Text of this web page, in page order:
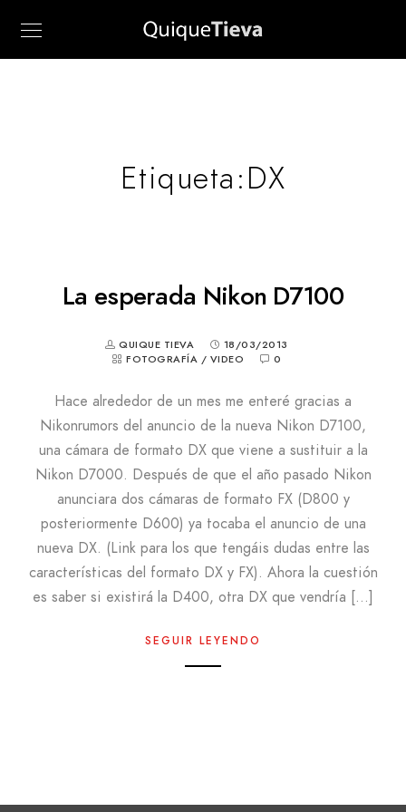
Etiqueta:DX
La esperada Nikon D7100
QUIQUE TIEVA
18/03/2013
FOTOGRAFÍA / VIDEO 0
Hace alrededor de un mes me enteré gracias a
Nikonrumors del anuncio de la nueva Nikon D7100,
una cámara de formato DX que viene a sustituir a la
Nikon D7000. Después de que el año pasado Nikon
anunciara dos cámaras de formato FX (D800 y
posteriormente D600) ya tocaba el anuncio de una
nueva DX. (Link para los que tengáis dudas entre las
características del formato DX y FX). Ahora la cuestión
es saber si existirá la D400, otra DX que vendría […]
SEGUIR LEYENDO